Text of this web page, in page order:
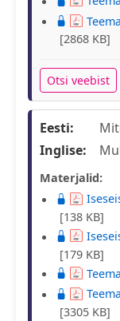
[2868 KB]
Otsi veebist
Eesti:
Inglise:
Materjalid:
[138 KB]
[179 KB]
[3305 KB]